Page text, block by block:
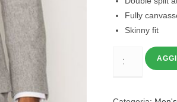
Fully
Skinny fit